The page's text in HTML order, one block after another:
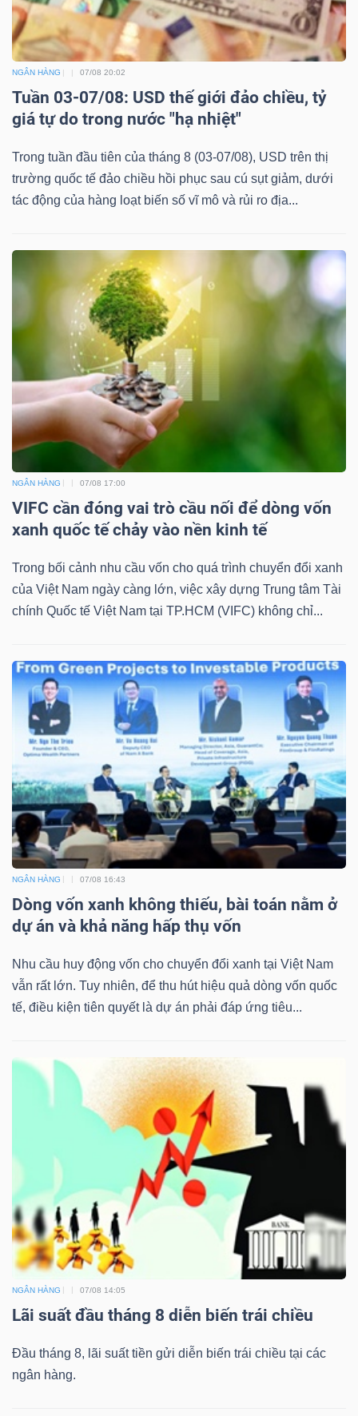
NGÂN HÀNG 07/08 20:02
Tuần 03-07/08: USD thế giới đảo chiều, tỷ
giá tự do trong nước "hạ nhiệt"
Trong tuần đầu tiên của tháng 8 (03-07/08), USD trên thị
trường quốc tế đảo chiều hồi phục sau cú sụt giảm, dưới
tác động của hàng loạt biến số vĩ mô và rủi ro địa...
NGÂN HÀNG 07/08 17:00
VIFC cần đóng vai trò cầu nối để dòng vốn
xanh quốc tế chảy vào nền kinh tế
Trong bối cảnh nhu cầu vốn cho quá trình chuyển đổi xanh
của Việt Nam ngày càng lớn, việc xây dựng Trung tâm Tài
chính Quốc tế Việt Nam tại TP.HCM (VIFC) không chỉ...
NGÂN HÀNG 07/08 16:43
Dòng vốn xanh không thiếu, bài toán nằm ở
dự án và khả năng hấp thụ vốn
Nhu cầu huy động vốn cho chuyển đổi xanh tại Việt Nam
vẫn rất lớn. Tuy nhiên, để thu hút hiệu quả dòng vốn quốc
tế, điều kiện tiên quyết là dự án phải đáp ứng tiêu...
NGÂN HÀNG 07/08 14:05
Lãi suất đầu tháng 8 diễn biến trái chiều
Đầu tháng 8, lãi suất tiền gửi diễn biến trái chiều tại các
ngân hàng.